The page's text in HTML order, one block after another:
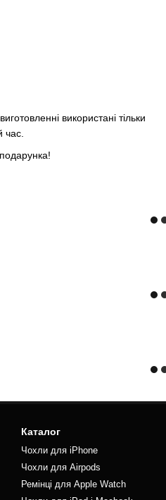
використані тільки
час.
Каталог
Чохли для iPhone
Чохли для Airpods
Ремінці для Apple Watch